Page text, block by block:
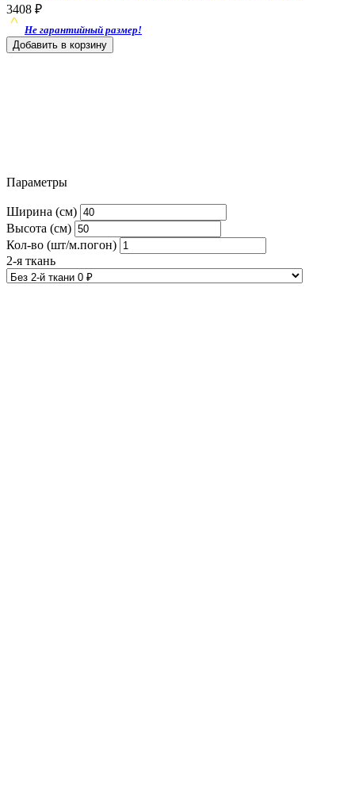
3408 ₽
Не гарантийный размер!
Добавить в корзину
Параметры
Ширина (см)
Высота (см)
Кол-во (шт/м.погон)
2-я ткань